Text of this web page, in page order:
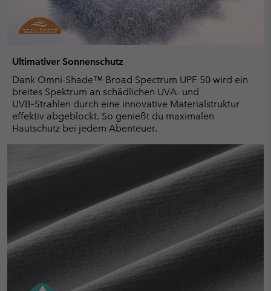
Ultimativer Sonnenschutz
Dank Omni-Shade™ Broad Spectrum UPF 50 wird ein
breites Spektrum an schädlichen UVA- und
UVB‑Strahlen durch eine innovative Materialstruktur
effektiv abgeblockt. So genießt du maximalen
Hautschutz bei jedem Abenteuer.